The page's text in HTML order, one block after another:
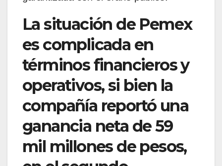
La situación de Pemex
es complicada en
términos financieros y
operativos, si bien la
compañía reportó una
ganancia neta de 59
mil millones de pesos,